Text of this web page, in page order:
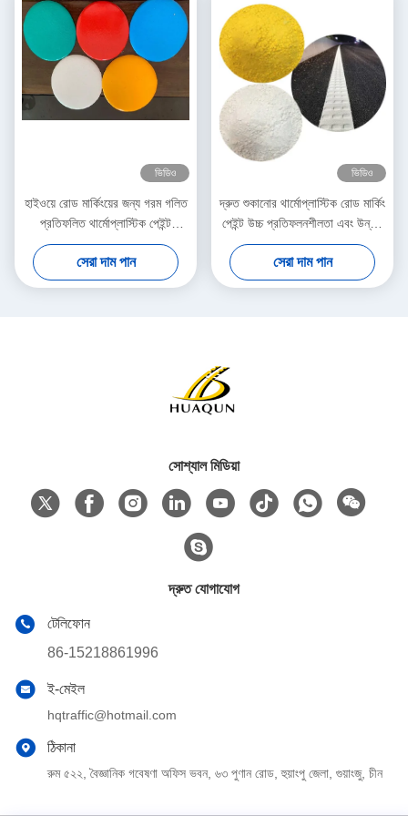
ভিডিও
হাইওয়ে রোড মার্কিংয়ের জন্য গরম গলিত
প্রতিফলিত থার্মোপ্লাস্টিক পেইন্ট
আবহাওয়া প্রতিরোধী
সেরা দাম পান
ভিডিও
দ্রুত শুকানোর থার্মোপ্লাস্টিক রোড মার্কিং
পেইন্ট উচ্চ প্রতিফলনশীলতা এবং উন্নত
দৃশ্যমানতা জন্য কাস্টম রং সঙ্গে
সেরা দাম পান
সোশ্যাল মিডিয়া
দ্রুত যোগাযোগ
টেলিফোন
86-15218861996
ই-মেইল
hqtraffic@hotmail.com
ঠিকানা
রুম ৫২২, বৈজ্ঞানিক গবেষণা অফিস ভবন, ৬৩ পুণান রোড, হুয়াংপু জেলা, গুয়াংজু, চীন